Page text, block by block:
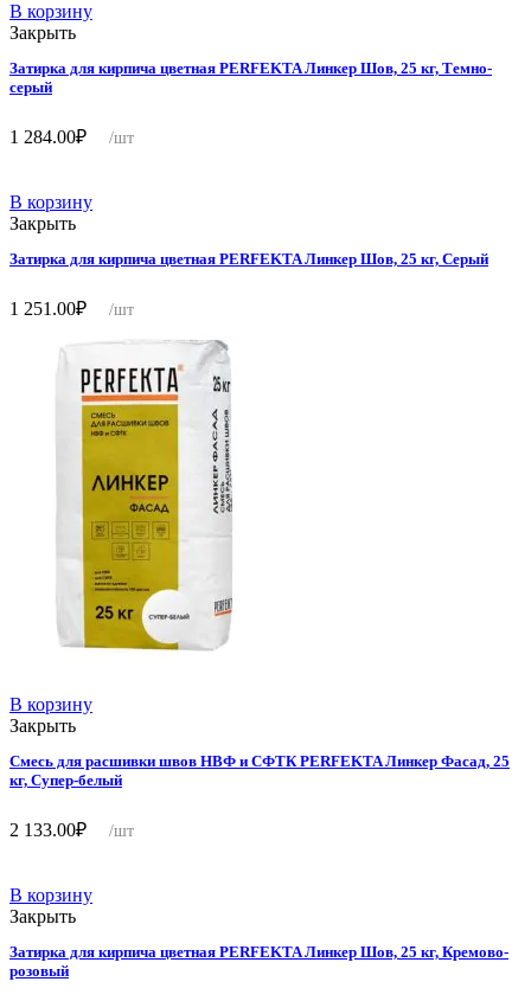
В корзину
Закрыть
Затирка для кирпича цветная PERFEKTA Линкер Шов, 25 кг, Темно-
серый
1 284.00₽ /шт
В корзину
Закрыть
Затирка для кирпича цветная PERFEKTA Линкер Шов, 25 кг, Серый
1 251.00₽ /шт
В корзину
Закрыть
Смесь для расшивки швов НВФ и СФТК PERFEKTA Линкер Фасад, 25
кг, Супер-белый
2 133.00₽ /шт
В корзину
Закрыть
Затирка для кирпича цветная PERFEKTA Линкер Шов, 25 кг, Кремово-
розовый